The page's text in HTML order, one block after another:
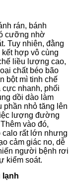
rán, bánh
cưỡng nhờ
Tuy nhiên, đằng
hợp vô cùng
liều lượng cao,
chất béo bão
bột mì tinh chế
cực nhanh, phối
dồi dào làm
phần nhỏ tăng lên
lượng đường
vào đó,
calo rất lớn nhưng
cảm giác no, dễ
người bệnh rơi
kiểm soát.
lạnh